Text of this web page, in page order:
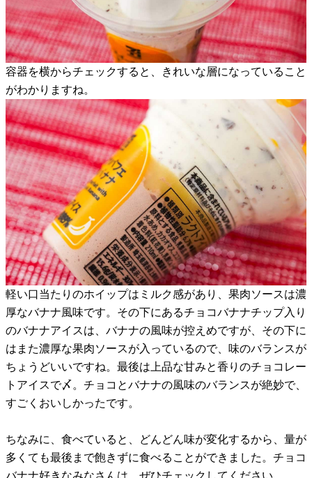
容器を横からチェックすると、きれいな層になっていること
がわかりますね。
軽い口当たりのホイップはミルク感があり、果肉ソースは濃
厚なバナナ風味です。その下にあるチョコバナナチップ入り
のバナナアイスは、バナナの風味が控えめですが、その下に
はまた濃厚な果肉ソースが入っているので、味のバランスが
ちょうどいいですね。最後は上品な甘みと香りのチョコレー
トアイスで〆。チョコとバナナの風味のバランスが絶妙で、
すごくおいしかったです。
ちなみに、食べていると、どんどん味が変化するから、量が
多くても最後まで飽きずに食べることができました。チョコ
バナナ好きなみなさんは、ぜひチェックしてください。